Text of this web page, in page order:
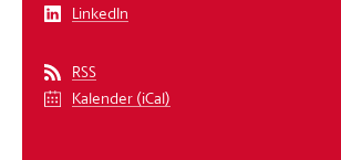
LinkedIn
RSS
Kalender (iCal)